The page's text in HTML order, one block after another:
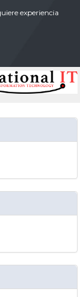
experiencia